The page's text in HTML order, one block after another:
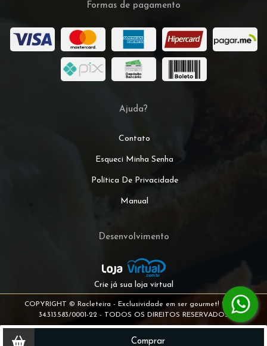
Comprar
Formas de pagamento
Ajuda?
Contato
Esqueci Minha Senha
Política De Privacidade
Manual
Desenvolvimento
Crie já sua loja virtual
COPYRIGHT © Racleteira - Exclusividade em ser gourmet! 2026 -
34.313.583/0001-22 - TODOS OS DIREITOS RESERVADOS